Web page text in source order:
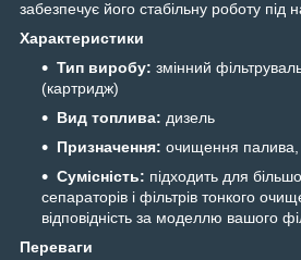
забезпечує його стабільну роботу під
Характеристики
Тип виробу: змінний
(картридж)
Вид топлива: дизель
Призначення: очищення палива,
Сумісність: підходить для
сепараторів і фільтрів тонкого
відповідність за моделлю вашого
Переваги